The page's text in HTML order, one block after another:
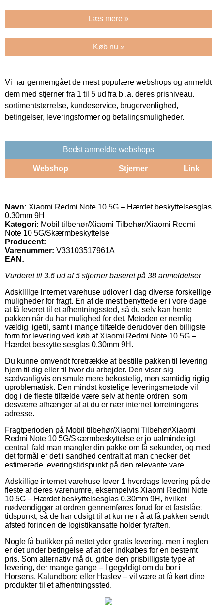
Læs mere »
Køb nu »
Vi har gennemgået de mest populære webshops og anmeldt
dem med stjerner fra 1 til 5 ud fra bl.a. deres prisniveau,
sortimentstørrelse, kundeservice, brugervenlighed,
betingelser, leveringsformer og betalingsmuligheder.
Bedst anmeldte webshops
Webshop Stjerner Link
Navn: Xiaomi Redmi Note 10 5G – Hærdet beskyttelsesglas
0.30mm 9H
Kategori: Mobil tilbehør/Xiaomi Tilbehør/Xiaomi Redmi
Note 10 5G/Skærmbeskyttelse
Producent:
Varenummer: V33103517961A
EAN:
Vurderet til 3.6 ud af 5 stjerner baseret på 38 anmeldelser
Adskillige internet varehuse udlover i dag diverse forskellige
muligheder for fragt. En af de mest benyttede er i vore dage
at få leveret til et afhentningssted, så du selv kan hente
pakken når du har mulighed for det. Metoden er nemlig
vældig ligetil, samt i mange tilfælde derudover den billigste
form for levering ved køb af Xiaomi Redmi Note 10 5G –
Hærdet beskyttelsesglas 0.30mm 9H.
Du kunne omvendt foretrække at bestille pakken til levering
hjem til dig eller til hvor du arbejder. Den viser sig
sædvanligvis en smule mere bekostelig, men samtidig rigtig
uproblematisk. Den mindst kostelige leveringsmetode vil
dog i de fleste tilfælde være selv at hente ordren, som
desværre afhænger af at du er nær internet forretningens
adresse.
Fragtperioden på Mobil tilbehør/Xiaomi Tilbehør/Xiaomi
Redmi Note 10 5G/Skærmbeskyttelse er jo ualmindeligt
central ifald man mangler din pakke om få sekunder, og med
det formål er det i sandhed centralt at man checker det
estimerede leveringstidspunkt på den relevante vare.
Adskillige internet varehuse lover 1 hverdags levering på de
fleste af deres varenumre, eksempelvis Xiaomi Redmi Note
10 5G – Hærdet beskyttelsesglas 0.30mm 9H, hvilket
nødvendiggør at ordren gennemføres forud for et fastslået
tidspunkt, så de har udsigt til at kunne nå at få pakken sendt
afsted forinden de logistikansatte holder fyraften.
Nogle få butikker på nettet yder gratis levering, men i reglen
er det under betingelse af at der indkøbes for en bestemt
pris. Som alternativ må du gribe den prisbilligste type af
levering, der mange gange – ligegyldigt om du bor i
Horsens, Kalundborg eller Haslev – vil være at få kørt dine
produkter til et afhentningssted.